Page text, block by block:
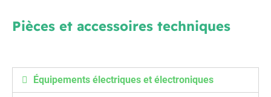
Pièces et accessoires techniques
Équipements électriques et électroniques